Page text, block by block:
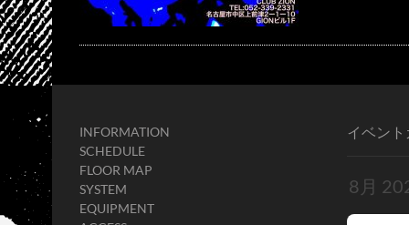
INFORMATION
SCHEDULE
FLOOR MAP
SYSTEM
EQUIPMENT
イベン